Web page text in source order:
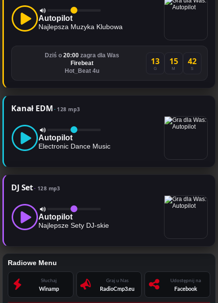
Autopilot
Najlepsza Muzyka Klubowa
Dziś o 20:00zagra dla Was
Firebeat
Hot_Beat 4u
13
G
15
M
41
S
Kanał EDM 128 mp3
Autopilot
Electronic Dance Music
DJ Set 128 mp3
Autopilot
Najlepsze Sety DJ-skie
Radiowe Menu
Słuchaj
Winamp
Graj u Nas
RadioCmp3.eu
Udostępnij na
Facebook